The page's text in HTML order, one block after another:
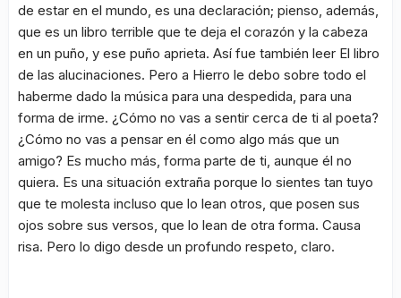
de estar en el mundo, es una declaración; pienso, además,
que es un libro terrible que te deja el corazón y la cabeza
en un puño, y ese puño aprieta. Así fue también leer El libro
de las alucinaciones. Pero a Hierro le debo sobre todo el
haberme dado la música para una despedida, para una
forma de irme. ¿Cómo no vas a sentir cerca de ti al poeta?
¿Cómo no vas a pensar en él como algo más que un
amigo? Es mucho más, forma parte de ti, aunque él no
quiera. Es una situación extraña porque lo sientes tan tuyo
que te molesta incluso que lo lean otros, que posen sus
ojos sobre sus versos, que lo lean de otra forma. Causa
risa. Pero lo digo desde un profundo respeto, claro.